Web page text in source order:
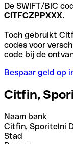
De SWIFT/BIC
CITFCZPPXXX.
Toch gebruikt
codes voor
code bij de
Bespaar geld op
Citfin,
Naam bank
Citfin, Sporitelni
Stad